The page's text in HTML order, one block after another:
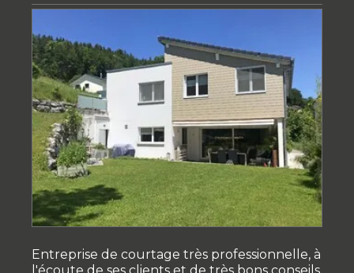
Entreprise de courtage très professionnelle, à